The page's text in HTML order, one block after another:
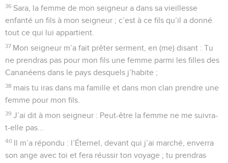
36 Sara, la femme de mon seigneur a dans sa vieillesse
enfanté un fils à mon seigneur ; c’est à ce fils qu’il a donné
tout ce qui lui appartient.
37 Mon seigneur m’a fait prêter serment, en (me) disant : Tu
ne prendras pas pour mon fils une femme parmi les filles des
Cananéens dans le pays desquels j’habite ;
38 mais tu iras dans ma famille et dans mon clan prendre une
femme pour mon fils.
39 J’ai dit à mon seigneur : Peut-être la femme ne me suivra-
t-elle pas...
40 Il m’a répondu : l’Éternel, devant qui j’ai marché, enverra
son ange avec toi et fera réussir ton voyage ; tu prendras